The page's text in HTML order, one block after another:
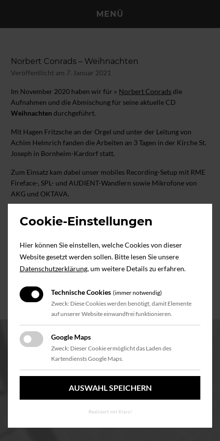
MENÜ
Norbert Conrads – Weihnachten
Veröffentlicht am 7. Januar 2021
Im November 2020 haben wir für Norbert Conradsdie
Aufnahmen und die Abmischung für seine aktuelle CD
Weihnachten durchgeführt.
Mit Hagen Fritzsche an der Orgel und unter der Leitung von
Achim Helmrich fanden die Arbeiten an 3 Tagen in der Kirche St.
Joseph in Bornheim-Kardorf statt.
Zum Einsatz kam dabei unser mobiles Recording-Setup mit RME
Fireface-, SPL- und AUDIENT-Wandlern sowie Mikrofone von
AKG und OKTAVA.
Köln-Poll.
Verwendung dieses Dienstes nicht zugestimmt haben.
Einstellungen anpassen
Cookie-Einstellungen
Hier können Sie einstellen, welche Cookies von dieser
Website gesetzt werden sollen. Bitte lesen Sie unsere
Datenschutzerklärung, um weitere Details zu erfahren.
Technische Cookies (immer notwendig)
Zweck: Diese Cookies werden benötigt, damit Elemente
auf unserer Website einwandfrei funktionieren.
Google Maps
Zweck: Dieser Cookie ermöglicht das Laden des
Kartendiensts Google Maps.
AUSWAHL SPEICHERN
Realisiert mit Klaro!